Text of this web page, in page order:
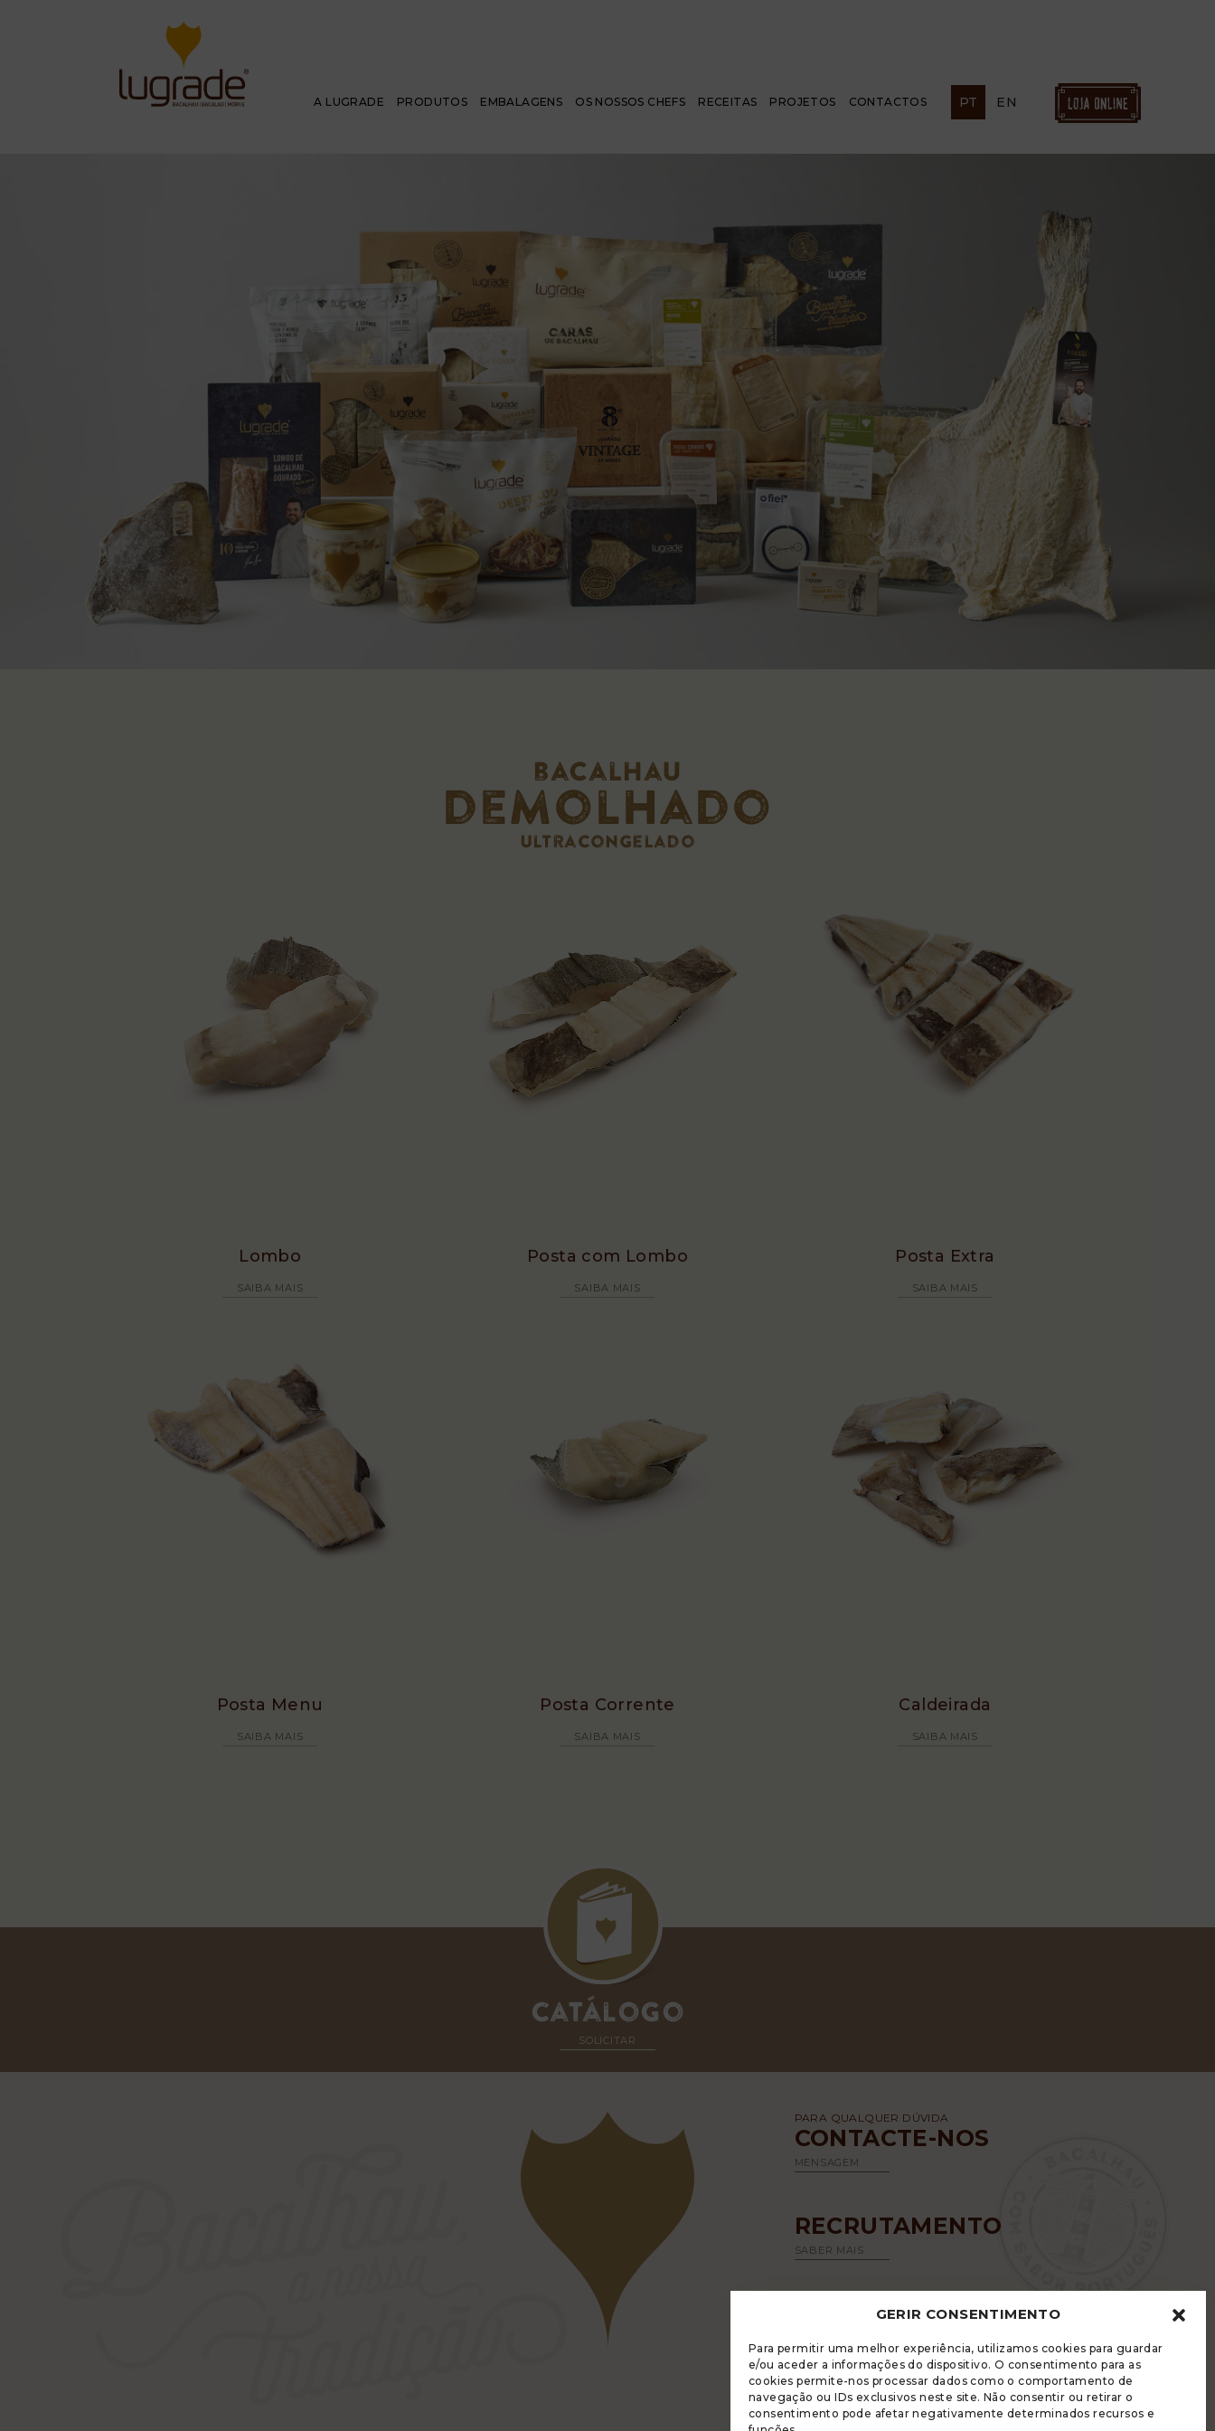
GERIR CONSENTIMENTO
Para permitir uma melhor experiência, utilizamos cookies para guardar
e/ou aceder a informações do dispositivo. O consentimento para as
cookies permite-nos processar dados como o comportamento de
navegação ou IDs exclusivos neste site. Não consentir ou retirar o
consentimento pode afetar negativamente determinados recursos e
A LUGRADE PRODUTOS EMBALAGENS OS NOSSOS CHEFS RECEITAS PROJETOS CONTACTOS PT EN
bacalhau
demolhado
ultracongelado
Lombo
SAIBA MAIS
Posta com Lombo
SAIBA MAIS
Posta Extra
SAIBA MAIS
Posta Menu
SAIBA MAIS
Posta Corrente
SAIBA MAIS
Caldeirada
SAIBA MAIS
Catálogo
SOLICITAR
PARA QUALQUER DÚVIDA
CONTACTE-NOS
MENSAGEM
RECRUTAMENTO
SABER MAIS
A LUGRADE DISPÕE DE UM LIVRO DE
RECLAMAÇÕES ELETRÓNICO